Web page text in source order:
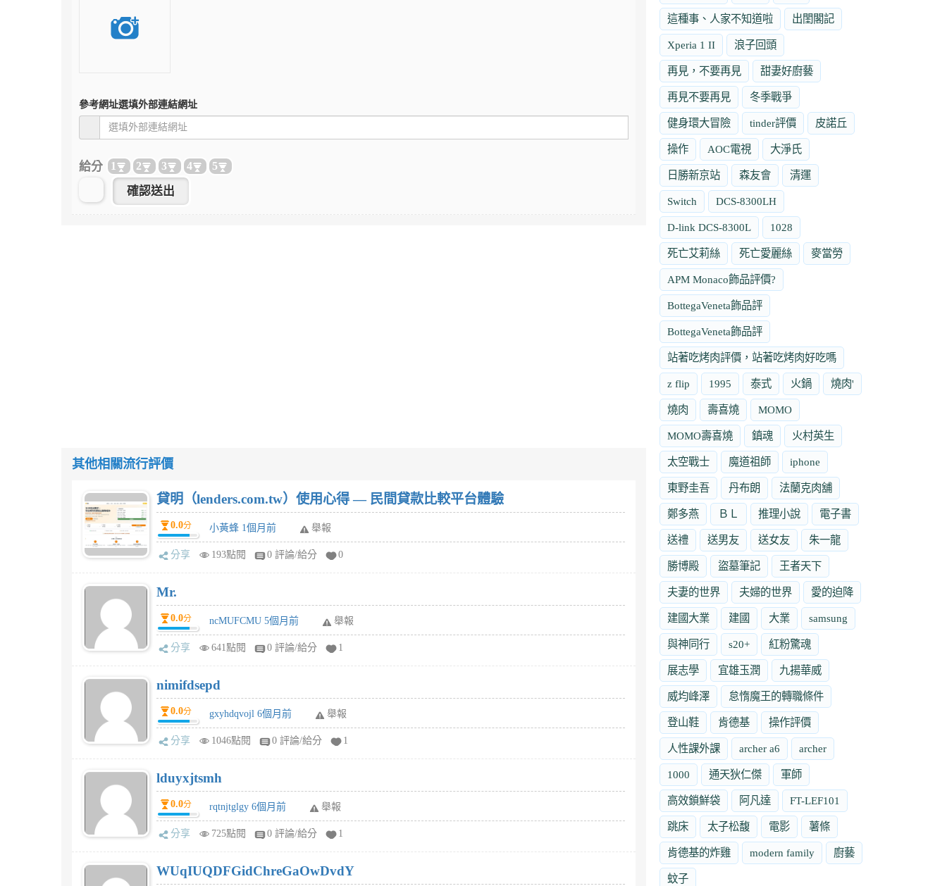
參考網址選填外部連結網址
給分 1 2 3 4 5
其他相關流行評價
貸明（lenders.com.tw）使用心得 — 民間貸款比較平台體驗
0.0分 小黃蜂 1個月前 舉報
分享 193點閱 0 評論/給分 0
Mr.
0.0分 ncMUFCMU 5個月前 舉報
分享 641點閱 0 評論/給分 1
nimifdsepd
0.0分 gxyhdqvojl 6個月前 舉報
分享 1046點閱 0 評論/給分 1
lduyxjtsmh
0.0分 rqtnjtglgy 6個月前 舉報
分享 725點閱 0 評論/給分 1
WUqIUQDFGidChreGaOwDvdY
這種事、人家不知道啦 出閨閣記
Xperia 1 II 浪子回頭
再見，不要再見 甜妻好廚藝
再見不要再見 冬季戰爭
健身環大冒險 tinder評價 皮諾丘
操作 AOC電視 大淨氏
日勝新京站 森友會 清運
Switch DCS-8300LH
D-link DCS-8300L 1028
死亡艾莉絲 死亡愛麗絲 麥當勞
APM Monaco飾品評價?
BottegaVeneta飾品評
BottegaVeneta飾品評
站著吃烤肉評價，站著吃烤肉好吃嗎
z flip 1995 泰式 火鍋 燒肉'
燒肉 壽喜燒 MOMO
MOMO壽喜燒 鎮魂 火村英生
太空戰士 魔道祖師 iphone
東野圭吾 丹布朗 法蘭克肉舖
鄭多燕 ＢＬ 推理小說 電子書
送禮 送男友 送女友 朱一龍
勝博殿 盜墓筆記 王者天下
夫妻的世界 夫婦的世界 愛的迫降
建國大業 建國 大業 samsung
與神同行 s20+ 紅粉驚魂
展志學 宜雄玉潤 九揚華威
威均峰澤 怠惰魔王的轉職條件
登山鞋 肯德基 操作評價
人性課外課 archer a6 archer
1000 通天狄仁傑 軍師
高效鎖鮮袋 阿凡達 FT-LEF101
跳床 太子松馥 電影 薯條
肯德基的炸雞 modern family 廚藝
蚊子